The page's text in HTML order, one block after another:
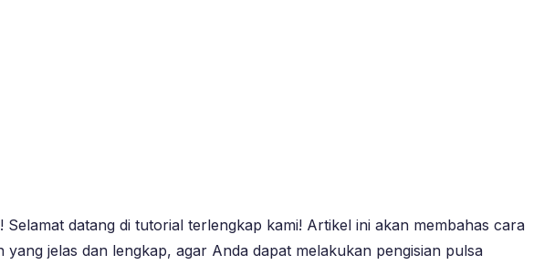
datang di tutorial terlengkap kami! Artikel ini akan membahas cara
jelas dan lengkap, agar Anda dapat melakukan pengisian pulsa